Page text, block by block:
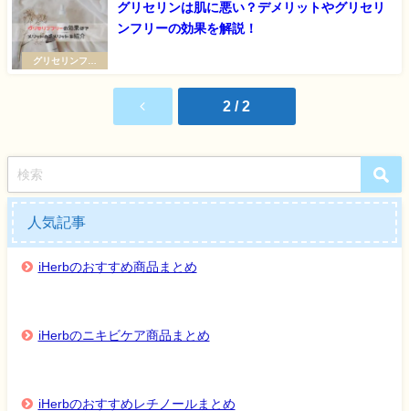
グリセリンフリ
グリセリンは肌に悪い？デメリットやグリセリ
ンフリーの効果を解説！
2 / 2
人気記事
iHerbのおすすめ商品まとめ
iHerbのニキビケア商品まとめ
iHerbのおすすめレチノールまとめ